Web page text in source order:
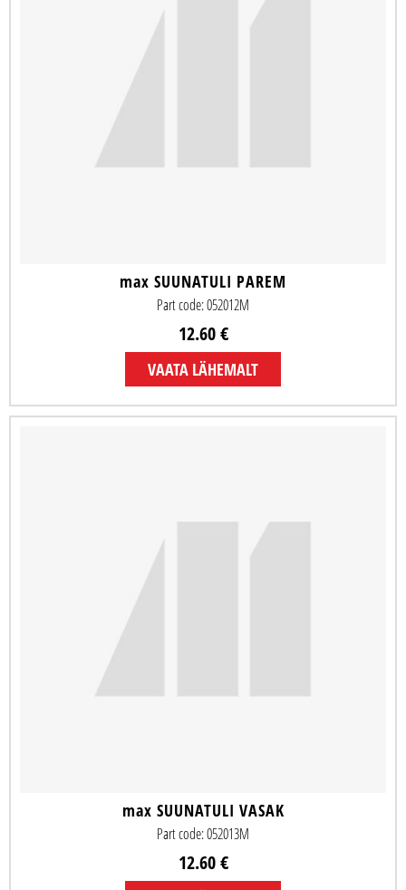
max SUUNATULI PAREM
Part code: 052012M
12.60 €
VAATA LÄHEMALT
max SUUNATULI VASAK
Part code: 052013M
12.60 €